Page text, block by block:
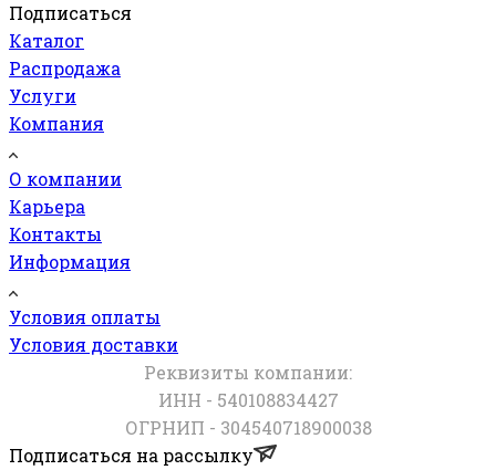
Подписаться
Каталог
Распродажа
Услуги
Компания
О компании
Карьера
Контакты
Информация
Условия оплаты
Условия доставки
Реквизиты компании:
ИНН - 540108834427
ОГРНИП - 304540718900038
Подписаться на рассылку